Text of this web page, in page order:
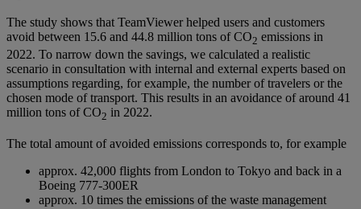
The study shows that TeamViewer helped users and customers
avoid between 15.6 and 44.8 million tons of CO2 emissions in
2022.​ To narrow down the savings, we calculated a realistic
scenario in consultation with internal and external experts based on
assumptions regarding, for example, the number of travelers or the
chosen mode of transport. This results in an avoidance of around 41
million tons of CO2 in 2022.
The total amount of avoided emissions corresponds to, for example
approx. 42,000 flights from London to Tokyo and back in a
Boeing 777-300ER
approx. 10 times the emissions of the waste management